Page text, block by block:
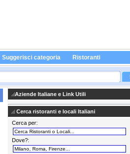
Suggerisci categoria Ristoranti
Aziende Italiane e Link Utili
Cerca ristoranti e locali Italiani
Cerca per:
Dove?: